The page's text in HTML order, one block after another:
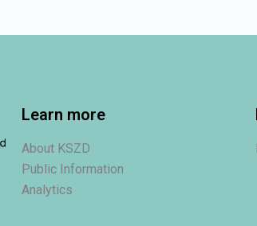
Learn more
About KSZD
Public Information
Analytics